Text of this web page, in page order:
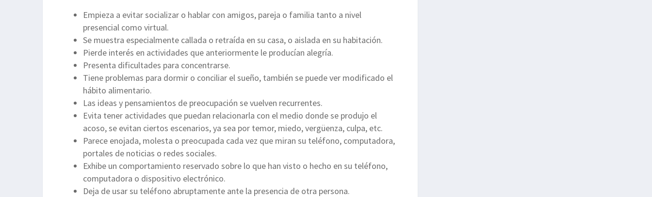
Empieza a evitar socializar o hablar con amigos, pareja o familia tanto a nivel
presencial como virtual.
Se muestra especialmente callada o retraída en su casa, o aislada en su habitación.
Pierde interés en actividades que anteriormente le producían alegría.
Presenta dificultades para concentrarse.
Tiene problemas para dormir o conciliar el sueño, también se puede ver modificado el
hábito alimentario.
Las ideas y pensamientos de preocupación se vuelven recurrentes.
Evita tener actividades que puedan relacionarla con el medio donde se produjo el
acoso, se evitan ciertos escenarios, ya sea por temor, miedo, vergüenza, culpa, etc.
Parece enojada, molesta o preocupada cada vez que miran su teléfono, computadora,
portales de noticias o redes sociales.
Exhibe un comportamiento reservado sobre lo que han visto o hecho en su teléfono,
computadora o dispositivo electrónico.
Deja de usar su teléfono abruptamente ante la presencia de otra persona.